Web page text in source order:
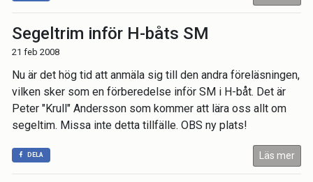
Segeltrim inför H-båts SM
21 feb 2008
Nu är det hög tid att anmäla sig till den andra föreläsningen,
vilken sker som en förberedelse inför SM i H-båt. Det är
Peter "Krull" Andersson som kommer att lära oss allt om
segeltim. Missa inte detta tillfälle. OBS ny plats!
DELA Läs mer